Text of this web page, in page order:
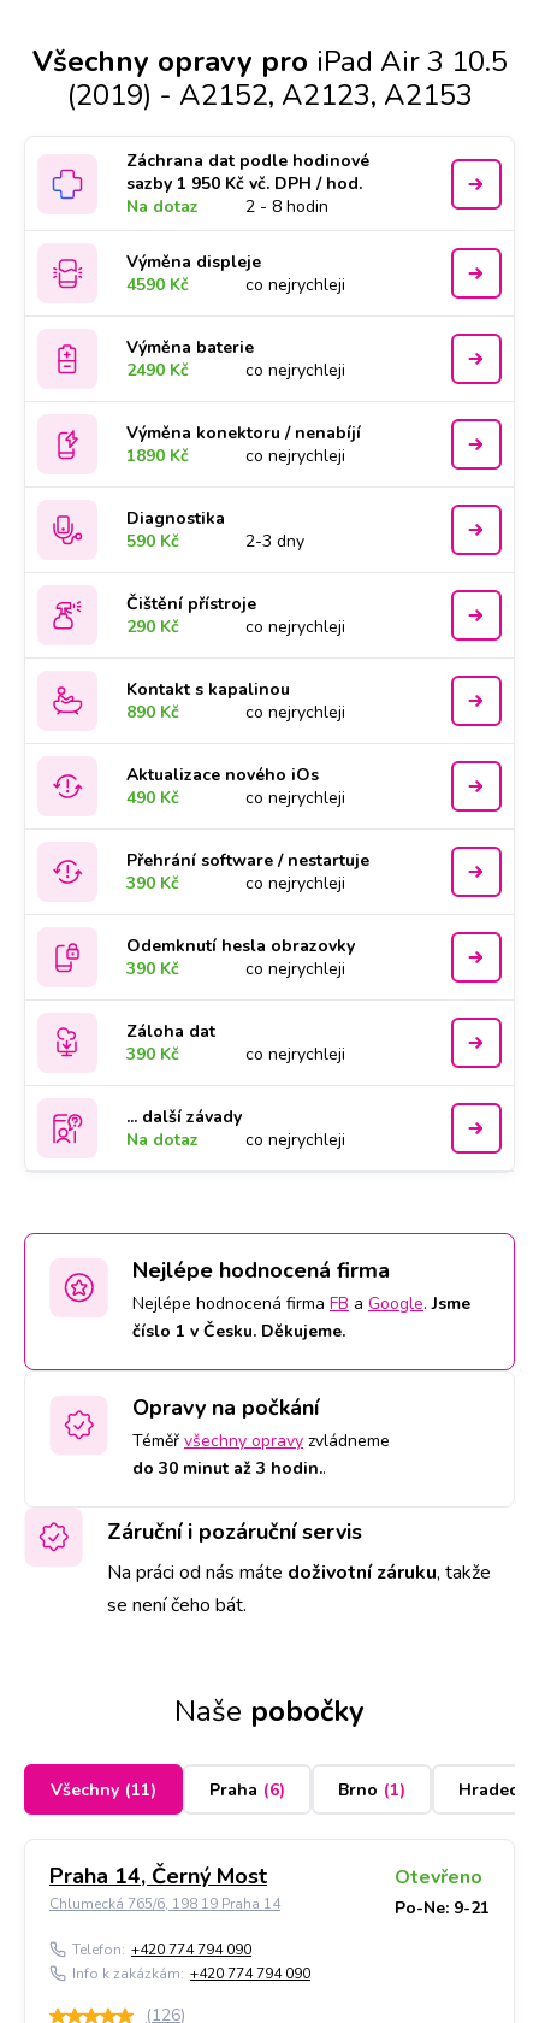
Všechny opravy pro iPad Air 3 10.5
(2019) - A2152, A2123, A2153
Záchrana dat podle hodinové
sazby 1 950 Kč vč. DPH / hod.
Na dotaz
2 - 8 hodin
Výměna displeje
4590 Kč
co nejrychleji
Výměna baterie
2490 Kč
co nejrychleji
Výměna konektoru / nenabíjí
1890 Kč
co nejrychleji
Diagnostika
590 Kč
2-3 dny
Čištění přístroje
290 Kč
co nejrychleji
Kontakt s kapalinou
890 Kč
co nejrychleji
Aktualizace nového iOs
490 Kč
co nejrychleji
Přehrání software / nestartuje
390 Kč
co nejrychleji
Odemknutí hesla obrazovky
390 Kč
co nejrychleji
Záloha dat
390 Kč
co nejrychleji
... další závady
Na dotaz
co nejrychleji
Nejlépe hodnocená firma
Nejlépe hodnocená firma FB a Google.Jsme
číslo 1 v Česku. Děkujeme.
Opravy na počkání
Téměř všechny opravy zvládneme
do 30 minut až 3 hodin..
Záruční i pozáruční servis
Na práci od nás máte doživotní záruku, takže
se není čeho bát.
Naše pobočky
Všechny (11) Praha (6) Brno (1) Hradec
Praha 14, Černý Most
Chlumecká 765/6, 198 19 Praha 14
Otevřeno
Po-Ne: 9-21
Telefon: +420 774 794 090
Info k zakázkám: +420 774 794 090
(126)